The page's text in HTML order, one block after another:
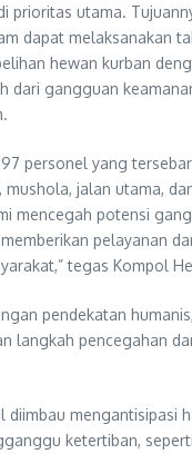
prioritas utama.
dapat melaksanakan
hewan kurban
dari gangguan
personel yang
mushola, jalan utama,
mencegah potensi
pelayanan
tegas Kompol
pendekatan
langkah pencegahan
diimbau mengantisipasi
ketertiban,